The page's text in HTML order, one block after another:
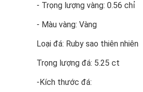
- Trọng lượng vàng: 0.56 chỉ
- Màu vàng: Vàng
Loại đá: Ruby sao thiên nhiên
Trọng lượng đá: 5.25 ct
-Kích thước đá: